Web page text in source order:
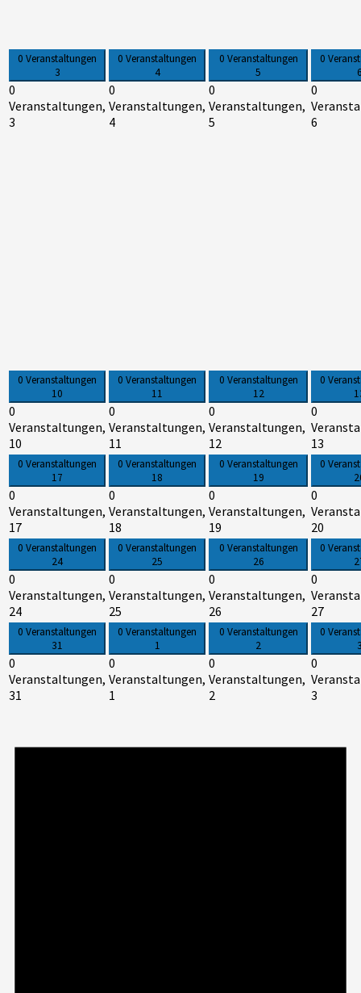
0 Veranstaltungen
3
0
Veranstaltungen,
3
0 Veranstaltungen
4
0
Veranstaltungen,
4
0 Veranstaltungen
5
0
Veranstaltungen,
5
0
0
6
0 Veranstaltungen
10
0
Veranstaltungen,
10
0 Veranstaltungen
11
0
Veranstaltungen,
11
0 Veranstaltungen
12
0
Veranstaltungen,
12
0
0
13
0 Veranstaltungen
17
0
Veranstaltungen,
17
0 Veranstaltungen
18
0
Veranstaltungen,
18
0 Veranstaltungen
19
0
Veranstaltungen,
19
0
0
20
0 Veranstaltungen
24
0
Veranstaltungen,
24
0 Veranstaltungen
25
0
Veranstaltungen,
25
0 Veranstaltungen
26
0
Veranstaltungen,
26
0
0
27
0 Veranstaltungen
31
0
Veranstaltungen,
31
0 Veranstaltungen
1
0
Veranstaltungen,
1
0 Veranstaltungen
2
0
Veranstaltungen,
2
0
0
3